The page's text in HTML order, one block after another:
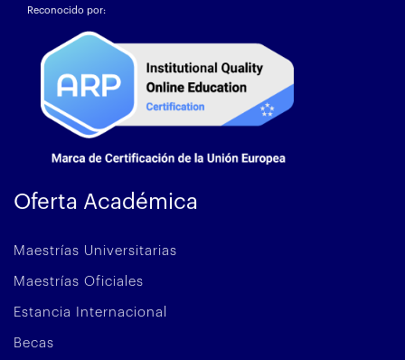
Reconocido por:
Oferta Académica
Maestrías Universitarias
Maestrías Oficiales
Estancia Internacional
Becas